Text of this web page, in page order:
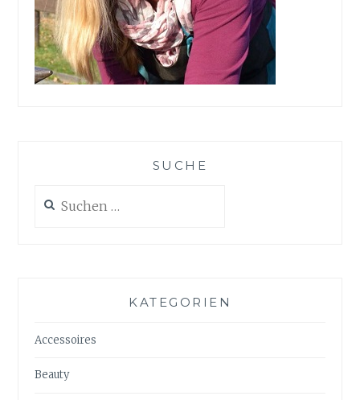
SUCHE
nach:
KATEGORIEN
Accessoires
Beauty